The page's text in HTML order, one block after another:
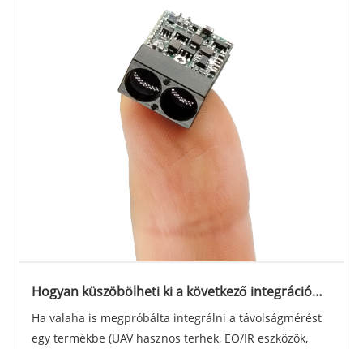
Hogyan küszöbölheti ki a következő integráció
Ha valaha is megpróbálta integrálni a távolságmérést
egy termékbe (UAV hasznos terhek, EO/IR eszközök,